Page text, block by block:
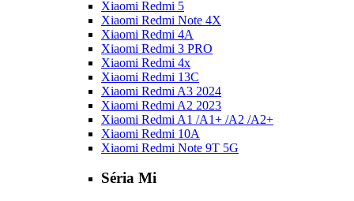
Xiaomi Redmi 5
Xiaomi Redmi Note 4X
Xiaomi Redmi 4A
Xiaomi Redmi 3 PRO
Xiaomi Redmi 4x
Xiaomi Redmi 13C
Xiaomi Redmi A3 2024
Xiaomi Redmi A2 2023
Xiaomi Redmi A1 /A1+ /A2 /A2+
Xiaomi Redmi 10A
Xiaomi Redmi Note 9T 5G
Séria Mi